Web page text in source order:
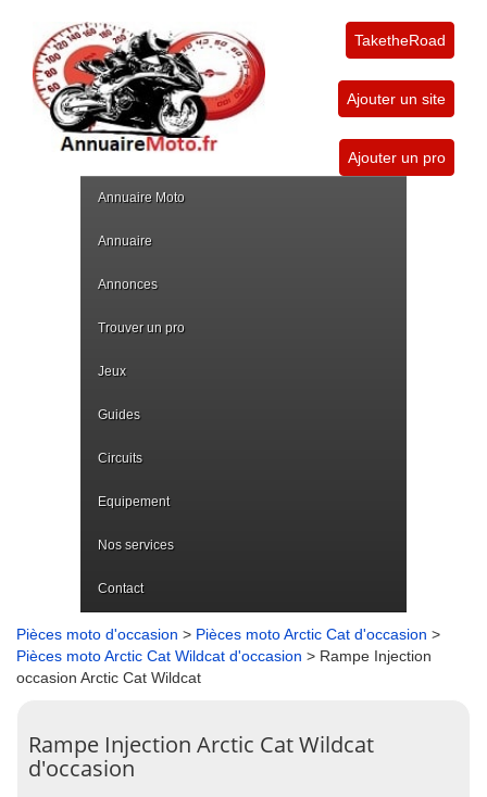
TaketheRoad
Ajouter un site
Ajouter un pro
Annuaire Moto
Annuaire
Annonces
Trouver un pro
Jeux
Guides
Circuits
Equipement
Nos services
Contact
Pièces moto d'occasion > Pièces moto Arctic Cat d'occasion >
Pièces moto Arctic Cat Wildcat d'occasion > Rampe Injection
occasion Arctic Cat Wildcat
Rampe Injection Arctic Cat Wildcat
d'occasion